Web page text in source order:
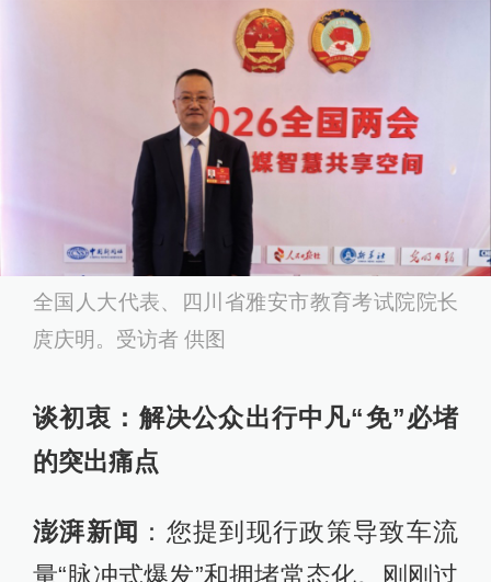
全国人大代表、四川省雅安市教育考试院院长
庹庆明。受访者 供图
谈初衷：解决公众出行中凡“免”必堵
的突出痛点
澎湃新闻 ：您提到现行政策导致车流
量“脉冲式爆发”和拥堵常态化。刚刚过